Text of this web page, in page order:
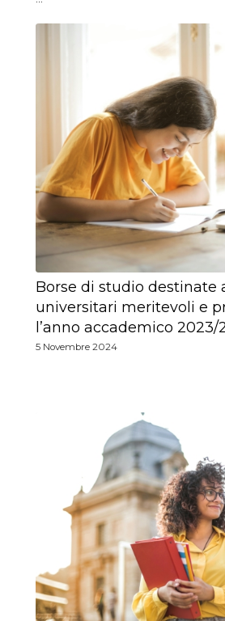
Borse di studio destinate
universitari meritevoli e
l’anno accademico 2023/
5 Novembre 2024